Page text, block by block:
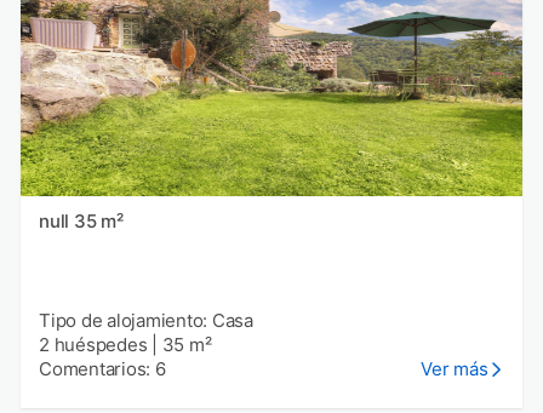
null 35 m²
Tipo de alojamiento: Casa
2 huéspedes
35 m²
Comentarios: 6
Ver más